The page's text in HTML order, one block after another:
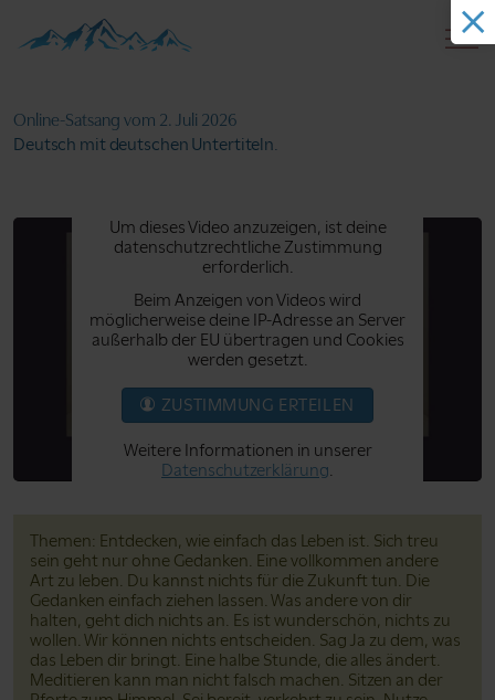
Online-Satsang vom 2. Juli 2026
Deutsch mit deutschen Untertiteln.
Um dieses Video anzuzeigen, ist deine
datenschutzrechtliche Zustimmung
erforderlich.
Beim Anzeigen von Videos wird
möglicherweise deine IP-Adresse an Server
außerhalb der EU übertragen und Cookies
werden gesetzt.
ZUSTIMMUNG ERTEILEN
Weitere Informationen in unserer
Datenschutzerklärung.
Themen: Entdecken, wie einfach das Leben ist. Sich treu
sein geht nur ohne Gedanken. Eine vollkommen andere
Art zu leben. Du kannst nichts für die Zukunft tun. Die
Gedanken einfach ziehen lassen. Was andere von dir
halten, geht dich nichts an. Es ist wunderschön, nichts zu
wollen. Wir können nichts entscheiden. Sag Ja zu dem, was
das Leben dir bringt. Eine halbe Stunde, die alles ändert.
Meditieren kann man nicht falsch machen. Sitzen an der